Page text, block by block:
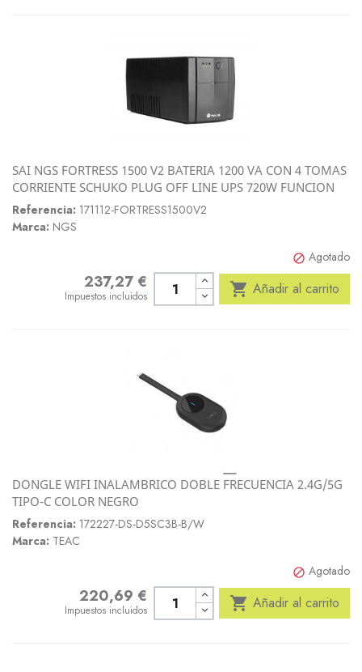
SAI NGS FORTRESS 1500 V2 BATERIA 1200 VA CON 4 TOMAS
CORRIENTE SCHUKO PLUG OFF LINE UPS 720W FUNCION
Referencia: 171112-FORTRESS1500V2
Marca: NGS
 Agotado
Precio237,27 €
Impuestos incluidos  Añadir al carrito
DONGLE WIFI INALAMBRICO DOBLE FRECUENCIA 2.4G/5G
TIPO-C COLOR NEGRO
Referencia: 172227-DS-D5SC3B-B/W
Marca: TEAC
 Agotado
Precio
220,69 €
Impuestos incluidos  Añadir al carrito